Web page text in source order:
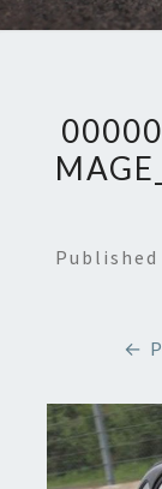
Published
←